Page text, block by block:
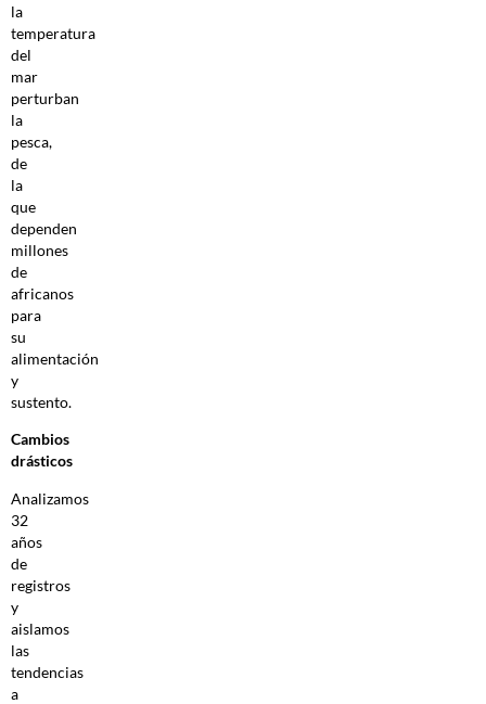
la
temperatura
del
mar
perturban
la
pesca,
de
la
que
dependen
millones
de
africanos
para
su
alimentación
y
sustento.
Cambios
drásticos
Analizamos
32
años
de
registros
y
aislamos
las
tendencias
a